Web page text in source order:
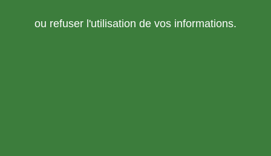
ou refuser l'utilisation de vos informations.